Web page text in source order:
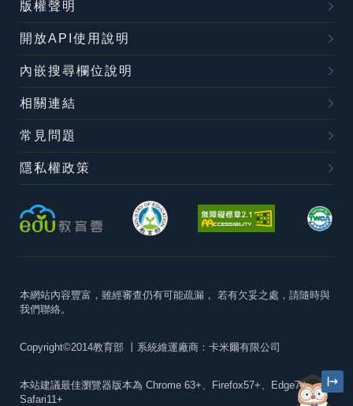
版權聲明
開放API使用說明
內嵌搜尋欄位說明
相關連結
常見問題
隱私權政策
本網站內容豐富，雖經審查仍有可能疏漏， 若有欠妥之處，請隨時與
我們聯絡。
Copyright©2014教育部 丨系統維運廠商：卡米爾有限公司
本站建議最佳瀏覽器版本為 Chrome 63+、Firefox57+、Edge79+及
Safari11+